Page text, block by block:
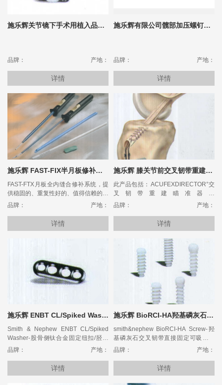
施乐辉关节镜下手术用植入品和消耗品
品牌： 产地：
详情
施乐辉有限公司髋部加压螺钉系统
品牌： 产地：
详情
施乐辉 FAST-FIX半月板修补缝合系统
FAST-FTX月板全内缝合修补系统，提
供稳固的、重复性好的、值得信赖的、
省时的半月板修补技术．并且生物力学
(P=0.9913,Caborn，Borden等
2000)。不会发生内-外或外-内缝合的
品牌： 产地：
详情
施乐辉 膝关节前交叉韧带重建技术
此产品包括： ACUFEXDIRECTOR°交
叉韧带重建瞄准器；
ENDOBUTTON°CL交叉韧带的固定钮
品牌： 产地：
详情
施乐辉 ENBT CL/Spiked Washer-股骨侧钛合金固定纽扣/胫骨侧齿状固定垫圈
Smith & Nephew ENBT CL/Spiked
Washer-股骨侧钛合金固定纽扣/胫骨
侧齿状固定垫圈。
品牌： 产地：
详情
施乐辉 BioRCI-HA羟基磷灰石交叉韧带直接固定可吸收螺钉
smith&nephew BioRCI-HA Screw-羟
基磷灰石交叉韧带直接固定可吸收螺
钉。
品牌： 产地：
详情